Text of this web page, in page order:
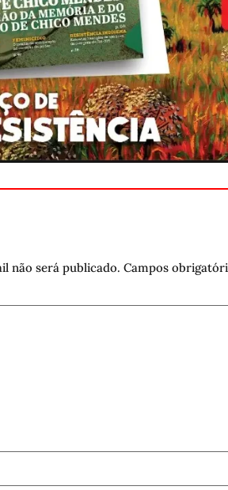
não será publicado. Campos